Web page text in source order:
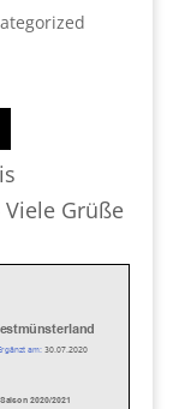
Grüße